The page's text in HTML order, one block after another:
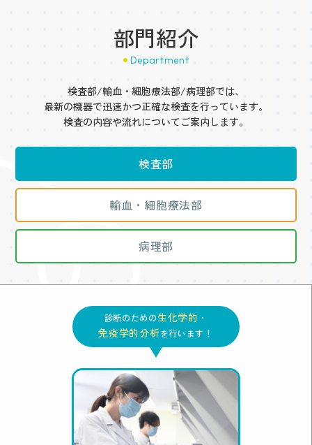
部門紹介
Department
検査部/輸血・細胞療法部/病理部では、
最新の機器で迅速かつ正確な検査を行っています。
検査の内容や流れについてご案内します。
検査部
輸血・細胞療法部
病理部
診断のための生化学的 ・
免疫学的分析を行います！